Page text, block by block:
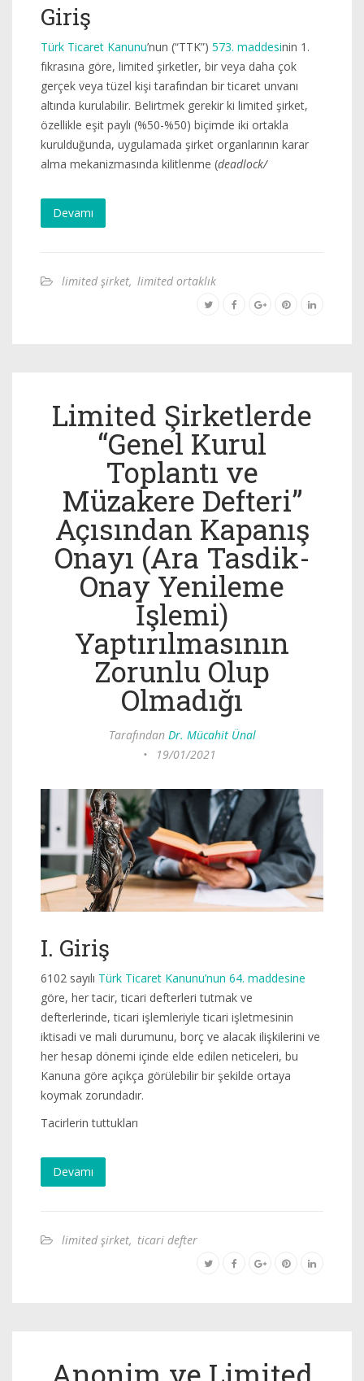
Giriş
Türk Ticaret Kanunu’nun (“TTK”) 573. maddesinin 1.
fıkrasına göre, limited şirketler, bir veya daha çok
gerçek veya tüzel kişi tarafından bir ticaret unvanı
altında kurulabilir. Belirtmek gerekir ki limited şirket,
özellikle eşit paylı (%50-%50) biçimde iki ortakla
kurulduğunda, uygulamada şirket organlarının karar
alma mekanizmasında kilitlenme (deadlock/
Devamı
limited şirket, limited ortaklık
Limited Şirketlerde
“Genel Kurul
Toplantı ve
Müzakere Defteri”
Açısından Kapanış
Onayı (Ara Tasdik-
Onay Yenileme
İşlemi)
Yaptırılmasının
Zorunlu Olup
Olmadığı
Tarafından Dr. Mücahit Ünal
•
19/01/2021
I. Giriş
6102 sayılı Türk Ticaret Kanunu’nun 64. maddesine
göre, her tacir, ticari defterleri tutmak ve
defterlerinde, ticari işlemleriyle ticari işletmesinin
iktisadi ve mali durumunu, borç ve alacak ilişkilerini ve
her hesap dönemi içinde elde edilen neticeleri, bu
Kanuna göre açıkça görülebilir bir şekilde ortaya
koymak zorundadır.
Tacirlerin tuttukları
Devamı
limited şirket, ticari defter